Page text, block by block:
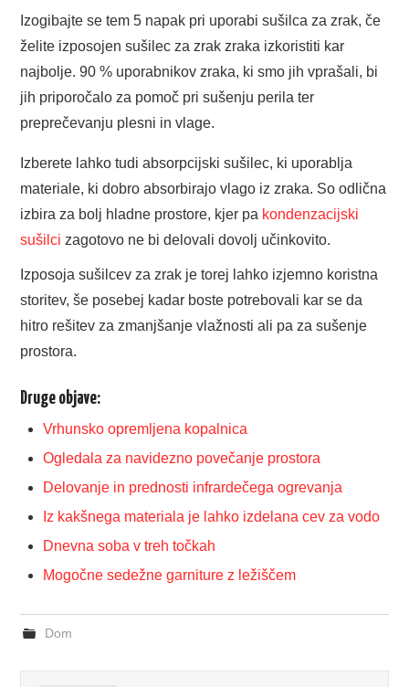
Izogibajte se tem 5 napak pri uporabi sušilca za zrak, če
želite izposojen sušilec za zrak zraka izkoristiti kar
najbolje. 90 % uporabnikov zraka, ki smo jih vprašali, bi
jih priporočalo za pomoč pri sušenju perila ter
preprečevanju plesni in vlage.
Izberete lahko tudi absorpcijski sušilec, ki uporablja
materiale, ki dobro absorbirajo vlago iz zraka. So odlična
izbira za bolj hladne prostore, kjer pa kondenzacijski
sušilci zagotovo ne bi delovali dovolj učinkovito.
Izposoja sušilcev za zrak je torej lahko izjemno koristna
storitev, še posebej kadar boste potrebovali kar se da
hitro rešitev za zmanjšanje vlažnosti ali pa za sušenje
prostora.
Druge objave:
Vrhunsko opremljena kopalnica
Ogledala za navidezno povečanje prostora
Delovanje in prednosti infrardečega ogrevanja
Iz kakšnega materiala je lahko izdelana cev za vodo
Dnevna soba v treh točkah
Mogočne sedežne garniture z ležiščem
Dom